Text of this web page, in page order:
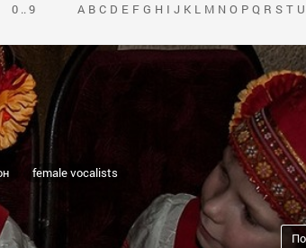
0 .. 9 A B C D E F G H I J K L M N O P Q R S T U
female vocalists